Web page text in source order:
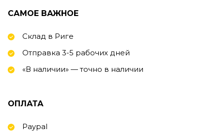
САМОЕ ВАЖНОЕ
Склад в Риге
Отправка 3-5 рабочих дней
«В наличии» — точно в наличии
ОПЛАТА
Paypal